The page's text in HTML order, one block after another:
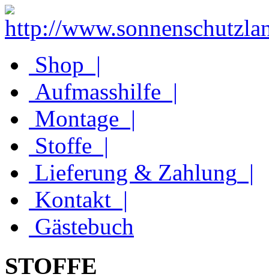
Shop |
Aufmasshilfe |
Montage |
Stoffe |
Lieferung & Zahlung |
Kontakt |
Gästebuch
STOFFE